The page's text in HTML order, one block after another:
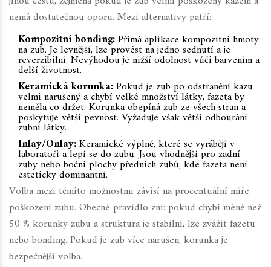
nemá dostatečnou oporu. Mezi alternativy patří:
Kompozitní bonding:Přímá aplikace kompozitní hmoty
na zub. Je levnější, lze provést na jedno sednutí a je
reverzibilní. Nevýhodou je nižší odolnost vůči barvením a
delší životnost.
Keramická korunka:Pokud je zub po odstranění kazu
velmi narušený a chybí velké množství látky, fazeta by
neměla co držet. Korunka obepíná zub ze všech stran a
poskytuje větší pevnost. Vyžaduje však větší odbourání
zubní látky.
Inlay/Onlay:Keramické výplně, které se vyrábějí v
laboratoři a lepí se do zubu. Jsou vhodnější pro zadní
zuby nebo boční plochy předních zubů, kde fazeta není
esteticky dominantní.
Volba mezi těmito možnostmi závisí na procentuální míře
poškození zubu. Obecné pravidlo zní: pokud chybí méně než
50 % korunky zubu a struktura je stabilní, lze zvážit fazetu
nebo bonding. Pokud je zub více narušen, korunka je
bezpečnější volba.